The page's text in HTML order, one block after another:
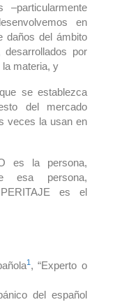
en
daños del ámbito
por
materia, y
se establezca
del mercado
veces la usan en
es la persona,
esa persona,
es el
1, “Experto o
del español